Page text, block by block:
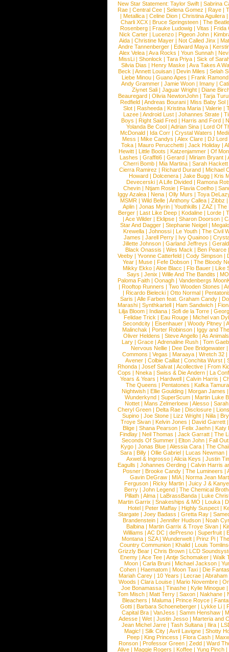
New Star Statement: Taylor Swift | Sabrina
Rae |Central Cee |Selena Gomez |Raye |
| Metallica | Celine Dion | Christina Aguilera |
Charli XCX |Bruce Springsteen |The
Rosenberg | Frauke Ludowig | Vitas | Frida
Nick Carter | Lucenzo | Pigeon John |
Aida |Christine Mayer |Not Called Jinx |
Andre Tannenberger | Edward Maya |
Alex Velea | Ava Rocks | Youn Sunnah |
MissLi | Shonlock | Tara Priya | Sick of
Silvia Dias |Henry Maske |Ava Takes A
Beck |Annett Louisan |Devin Miles |Selah
Liebe Minou |Guano Apes |Frank Ramond
Andy Grammer |Jamie Woon | Imany |
Ziynet Sali |Jaguar Wright |Diane
Beauregard |Olivia NewtonJohn |Tarja
Redfield | Andreas Bourani | Miss Baby Sol
Slot | Rasheeda | Kristina Maria | Valerie |
Lazee | Android Lust | Johannes Strate |
Boys | Right Said Fred | Harris and Ford |
Yolanda Be Cool |Adrian Sina |Lord Of
McDonald | Ida Corr |Crystal Waters |
Mess | Mike Candys | Alex Clare | DJ Lord
Toka | Mauro Perucchetti | Jack Holiday |
Hewitt |Little Boots |Katzenjammer |Of
Lashes |Graffiti6 |Gerard |Miriam Bryant |
Cherri Bomb | Mia Martina | Sarah Hackett
Cierra Ramirez | Richard Durand | Michael
Howard |Dolcenera |Jake Bugg |Kris
Devecerski |A Life Divided |Ramona
Chevin |Ntjam Rosie |Flavia Coelho |
Iggy Azalea | Nena | Olly Murs | Toya
MSMR |Wild Belle |Anthony Callea |Zibbz
Aplin | Jonas Myrin | Youthkills | ZAZ | The
Berger |Last Like Deep |Kodaline |Lorde |
|Ace Wilder |Eklipse |Sharon Doorson |
Star And Dagger | Stephanie Neigel |
Krewella | Johnossi | Le Youth | The Civil
James | Jarell Perry | Ivy Quainoo |
Jillette Johnson | Garland Jeffreys |
Black Onassis | Wes Mack | Ben Pearce
Veeby | Yvonne Catterfeld | Cody Simpson |
Year |Muse |Fefe Dobson |The Bloody
Mikky Ekko | Aloe Blacc | Flo Bauer | Like
Says | Jenix | Wille And The Bandits | MO
Paloma Faith |Oonagh |Vandenbergs
|Rooftop Runners |Two Wooden Stones |
| Ricardo Bielecki | Otto Normal |
Saris | Alle Farben feat. Graham Candy |
Marashi | Synthkartell | Ham Sandwich |
Lilja Bloom | Indiana | Sofi de la Torre |
Felidae Trick | Eau Rouge | Michel van
Secondcity |Eisenhauer |Woody Pitney |
Malinchak |Porter Robinson | Iggy and
Oliver Heldens |Steve Angello |As Animals
Lary | Grace | Adrenaline Rush | Tom
Nervous Nellie | Dee Dee Bridgewater |
Commons |Vegas |Maraaya |Wretch 32 |
Avener | Colbie Caillat | Conchita Wurst |
Rhonda | Josef Salvat | Acollective | From
Cops | Nneka | Swiss & Die Andern | La
Years & Years |Hardwell |Calvin Harris |
The Queens | Pentatones | Kafka Tamura
Nightwish |Ellie Goulding |Morgan James
Wunderkynd | SuperScum | Martin Luke
Nottet |Mans Zelmerloew |Alesso |
Cheryl Green |Delta Rae |Disclosure |
Supino |Joe Stone |Lizz Wright |Niila |
Troye Sivan | Kelvin Jones | David Garrett
Blige | Shana Pearson | Felix Jaehn | Katy
Findlay |Neil Thomas |Jack Garratt |The
Seconds Of Summer |Elton John |Fall
Kygo |Jonas Blue |Alessia Cara |The
Sara |Billy |Ollie Gabriel |Lucas Newman |
Axwel & Ingrosso | Alicia Keys | Justin
Eagulls |Johannes Oerding |Calvin Harris
Posner |Brooke Candy |The Lumineers |
Gavin DeGraw | MIA| Norma Jean
Ferguson | Ricky Martin | Juicy J &
Berry | John Legend | The Chemical
Pillath |Alma |LaBrassBanda |Luke
Martin Garrix | Snakeships & MO | Louka |
Hotel | Peter Maffay | Highly Suspect |
Stargate |Joey Badass |Gretta Ray |
Brandenstein |Jennifer Hudson |Noah
Balbina | Martin Garrix & Troye Sivan |
Williams |AC DC |dePresno |Superfruit |
Montana |SZA|Wunderwelt |Prinz Pi |
Country Communion | Khalid | Louis
Grizzly Bear | Chris Brown | LCD
Enemy | Ace Tee | Antje Schomaker | Walk
Moon |Carla Bruni |Michael Jackson |
Cohen |Haematom |Moon Taxi |Die
Mariah Carey | 10 Years | Lecrae | Abraham
Woods |Clara Louise |Mario Novembre |
Joe Bonamassa | Tinashe | Kylie Minogue |
Tom Misch |Matt Terry |Saxon |Nakhane |
Bleachers | Maluma | Prince Royce |
Gotti |Barbara Schoeneberger |Lykke Li |
Capital Bra |VanJess |Samm Henshaw |
Adesse |Wet |Justin Jesso |Marteria and
Jean Michel Jarre |Tash Sultana | Ilira |
Magic! | Silk City | Avril Lavigne | Shotty
Peep |King Princess |Flora Cash |
Ronson |Professor Green |Zedd |Ward
Alive |Maggie Rogers |Koffee |Yung Pinch |